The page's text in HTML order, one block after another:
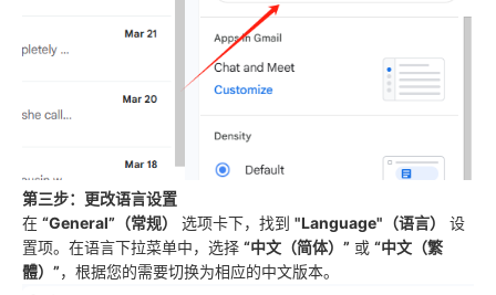
第三步：更改语言设置
在 “General”（常规） 选项卡下，找到 "Language"（语言）
设
置项。在语言下拉菜单中，选择 “中文（简体）” 或 “中文（繁
體）”，根据您的需要切换为相应的中文版本。